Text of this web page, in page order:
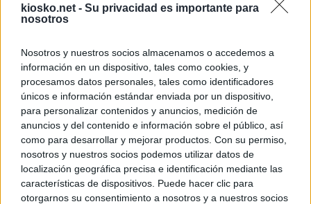
kiosko.net - Su privacidad es importante para
nosotros
Nosotros y nuestros socios almacenamos o accedemos a
información en un dispositivo, tales como cookies, y
procesamos datos personales, tales como identificadores
únicos e información estándar enviada por un dispositivo,
para personalizar contenidos y anuncios, medición de
anuncios y del contenido e información sobre el público, así
como para desarrollar y mejorar productos. Con su permiso,
nosotros y nuestros socios podemos utilizar datos de
localización geográfica precisa e identificación mediante las
características de dispositivos. Puede hacer clic para
otorgarnos su consentimiento a nosotros y a nuestros socios
© Kiosko.net Terms and Conditions Privacy and Cookies